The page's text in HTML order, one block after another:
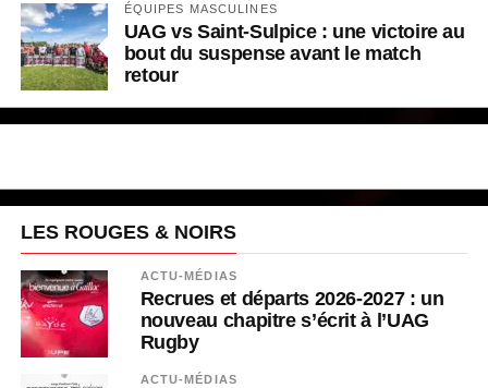
ÉQUIPES MASCULINES
UAG vs Saint-Sulpice : une victoire au
bout du suspense avant le match
retour
LES ROUGES & NOIRS
ACTU-MÉDIAS
Recrues et départs 2026-2027 : un
nouveau chapitre s’écrit à l’UAG
Rugby
ACTU-MÉDIAS